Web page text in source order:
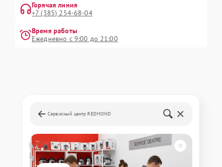
Горячая линия
+7 (385) 254-68-04
Время работы
Ежедневно с 9:00 до 21:00
Сервисный центр REDMOND